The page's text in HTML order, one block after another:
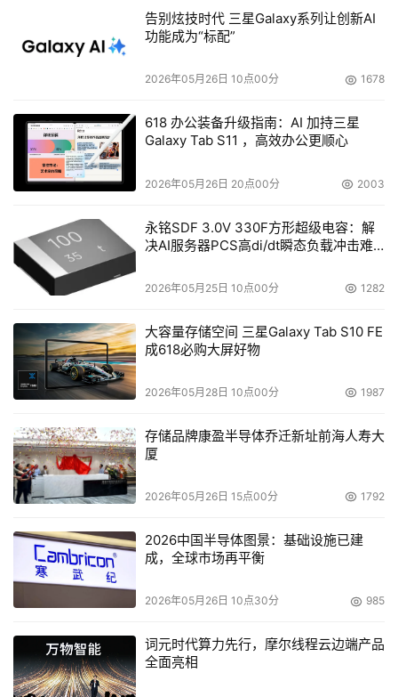
金士顿公司 （800）337-8410 或访问公司网站
www.kingston.com/china
本文来源于DOIT传媒，文章内容仅供参考，不构成投资建议。
告别炫技时代 三星Galaxy系列让创新AI
功能成为“标配”
2026年05月26日 10点00分 1678
618 办公装备升级指南：AI 加持三星
Galaxy Tab S11 ，高效办公更顺心
2026年05月26日 20点00分 2003
永铭SDF 3.0V 330F方形超级电容：解
决AI服务器PCS高di/dt瞬态负载冲击难
2026年05月25日 10点00分 1282
大容量存储空间 三星Galaxy Tab S10 FE
成618必购大屏好物
2026年05月28日 10点00分 1987
存储品牌康盈半导体乔迁新址前海人寿大
厦
2026年05月26日 15点00分 1792
2026中国半导体图景：基础设施已建
成，全球市场再平衡
2026年05月26日 10点30分 985
词元时代算力先行，摩尔线程云边端产品
全面亮相